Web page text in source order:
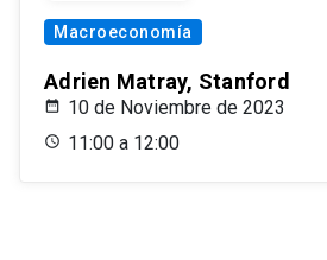
Macroeconomía
Adrien Matray, Stanford
10 de Noviembre de 2023
11:00 a 12:00